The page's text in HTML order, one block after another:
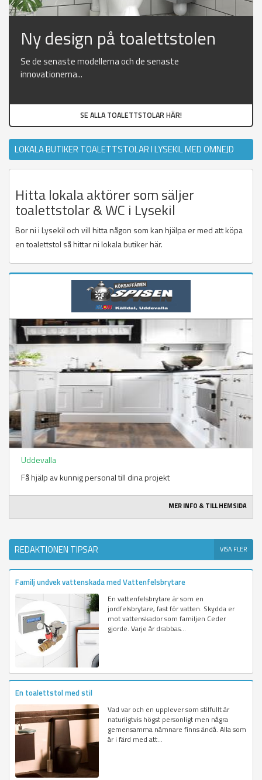
Ny design på toalettstolen
Se de senaste modellerna och de senaste
innovationerna...
SE ALLA TOALETTSTOLAR HÄR!
LOKALA BUTIKER TOALETTSTOLAR I LYSEKIL MED OMNEJD
Hitta lokala aktörer som säljer
toalettstolar & WC i Lysekil
Bor ni i Lysekil och vill hitta någon som kan hjälpa er med att köpa
en toalettstol så hittar ni lokala butiker här.
Uddevalla
Få hjälp av kunnig personal till dina projekt
MER INFO & TILL HEMSIDA
REDAKTIONEN TIPSAR VISA FLER
Familj undvek vattenskada med Vattenfelsbrytare
En vattenfelsbrytare är som en
jordfelsbrytare, fast för vatten. Skydda er
mot vattenskador som familjen Ceder
gjorde. Varje år drabbas...
En toalettstol med stil
Vad var och en upplever som stilfullt är
naturligtvis högst personligt men några
gemensamma nämnare finns ändå. Alla som
är i färd med att...